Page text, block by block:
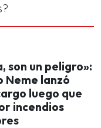
son un peligro»:
Neme lanzó
luego que
incendios